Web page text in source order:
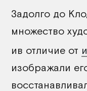
Задолго до
множество
ив отличие от
изображали